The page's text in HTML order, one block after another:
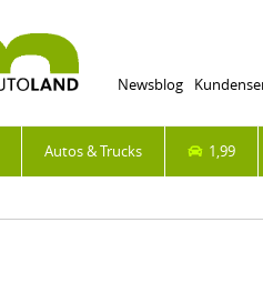
Newsblog
Autos & Trucks 1,99